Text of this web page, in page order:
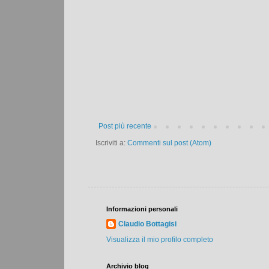
Post più recente
Iscriviti a: Commenti sul post (Atom)
Informazioni personali
Claudio Bottagisi
Visualizza il mio profilo completo
Archivio blog